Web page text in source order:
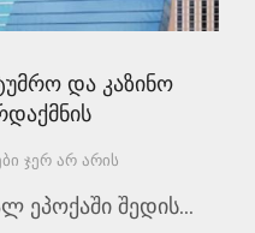
Და Კაზინო
ჯერ არ არის
ეპოქაში შედის...